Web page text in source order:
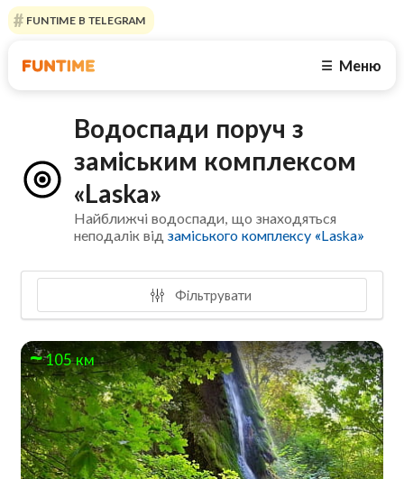
FUNTIME В TELEGRAM
☰ Меню
Водоспади поруч з
заміським комплексом
«Laska»
Найближчі водоспади, що знаходяться
неподалік відзаміського комплексу «Laska»
Фільтрувати
105 км